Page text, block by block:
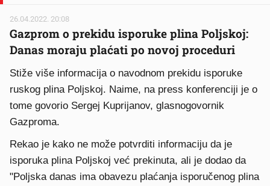
26.04.2022. 20:08
Gazprom o prekidu isporuke plina Poljskoj:
Danas moraju plaćati po novoj proceduri
Stiže više informacija o navodnom prekidu isporuke
ruskog plina Poljskoj. Naime, na press konferenciji je o
tome govorio Sergej Kuprijanov, glasnogovornik
Gazproma.
Rekao je kako ne može potvrditi informaciju da je
isporuka plina Poljskoj već prekinuta, ali je dodao da
"Poljska danas ima obavezu plaćanja isporučenog plina